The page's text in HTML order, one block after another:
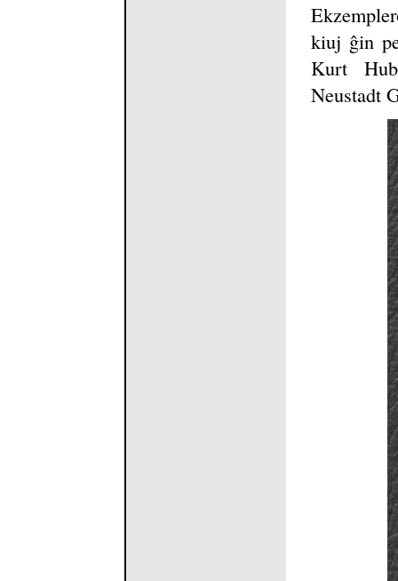
kiuj ĝin
Kurt
Neustadt